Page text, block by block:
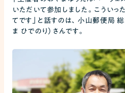
いただいて参加しました。こういっ
てです」と話すのは、小山郵便局
ま ひでのり）さんです。